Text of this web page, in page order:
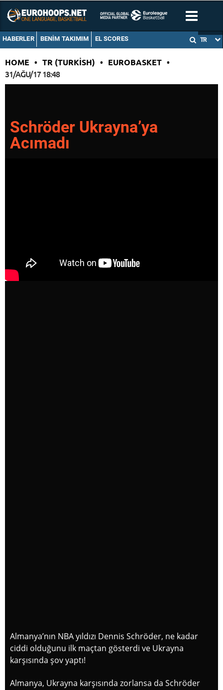
HABERLER BENIM TAKIMIM EL SCORES TR
HOME • TR (TURKISH) • EUROBASKET •
31/AĞU/17 18:48
Schröder Ukrayna’ya
Acımadı
Almanya’nın NBA yıldızı Dennis Schröder, ne kadar
ciddi olduğunu ilk maçtan gösterdi ve Ukrayna
karşısında şov yaptı!
Almanya, Ukrayna karşısında zorlansa da Schröder